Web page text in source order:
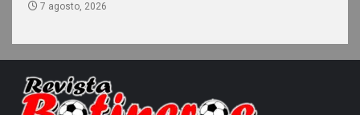
7 agosto, 2026